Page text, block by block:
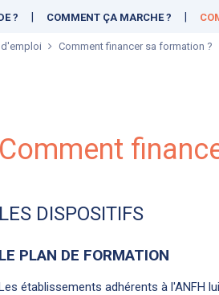
? COMMENT ÇA MARCHE ?
Comment financer sa formation ?
Comment
LES DISPOSITIFS
LE PLAN DE FORMATION
établissements adhérents à l'ANFH